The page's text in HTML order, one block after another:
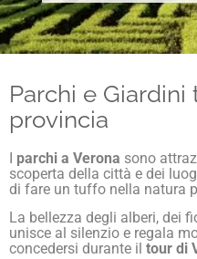
Parchi e Giardini
provincia
I parchi a Verona sono
scoperta della città e dei
di fare un tuffo nella natura
La bellezza degli alberi, dei
unisce al silenzio e regala
concedersi durante il tour di